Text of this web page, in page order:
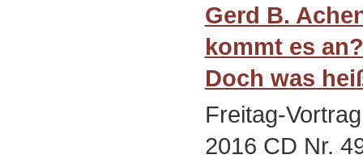
Gerd B.
kommt es
Doch was
Freitag-
2016 CD Nr.